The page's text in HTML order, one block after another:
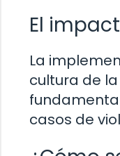
El
La
cultura de
casos de